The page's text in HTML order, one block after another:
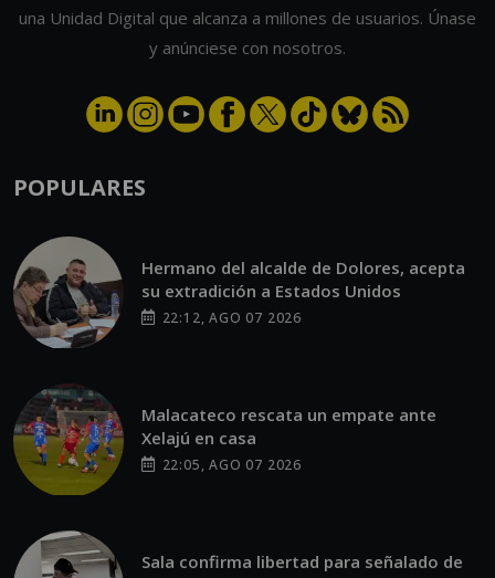
una Unidad Digital que alcanza a millones de usuarios. Únase
y anúnciese con nosotros.
POPULARES
Hermano del alcalde de Dolores, acepta
su extradición a Estados Unidos
22:12, AGO 07 2026
Malacateco rescata un empate ante
Xelajú en casa
22:05, AGO 07 2026
Sala confirma libertad para señalado de